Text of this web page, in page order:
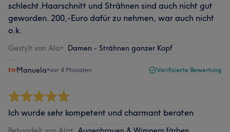
schlecht.Haarschnitt und Strähnen sind auch nicht gut
geworden. 200,-Euro dafür zu nehmen, war auch nicht
o.k.
Gestylt von Ala• Damen - Strähnen ganzer Kopf
Manuela•vor 4 Monaten Verifizierte Bewertung
Ich wurde sehr kompetent und charmant beraten